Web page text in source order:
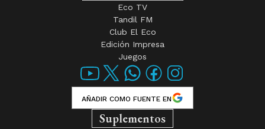
Eco TV
Tandil FM
Club El Eco
Edición Impresa
Juegos
AÑADIR COMO FUENTE EN
Suplementos